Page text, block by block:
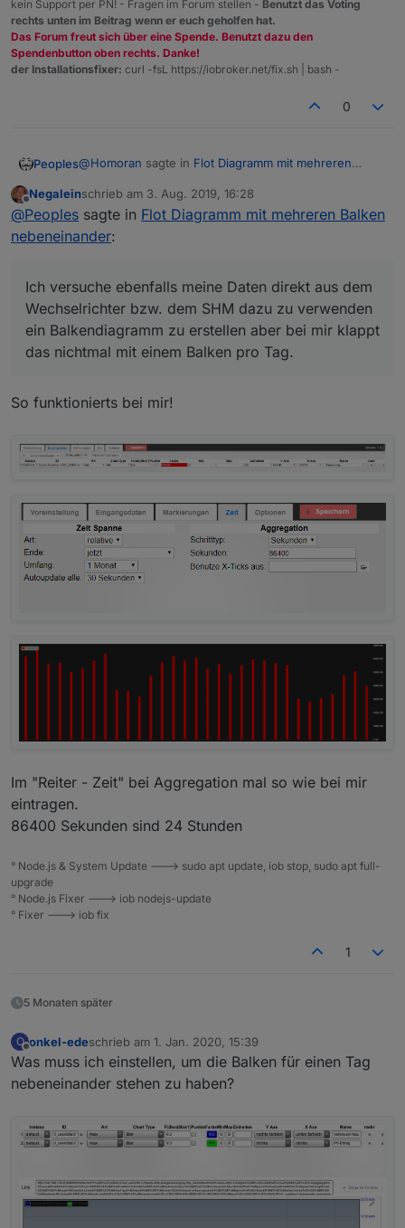
Kann aber noch an meiner Version von flot
liegen - habe da noch ein Problem mit der
Farbauswahl
Wie habt ihr das realisiert dass pro Tag nur ein Wert
dargestellt wird? Oder muss ich aktiv einen
Datenpunkt erstellen der nur einmal pro Tag
aktuallisiert wird?
kein Support per PN! - Fragen im Forum stellen - Benutzt das Voting
rechts unten im Beitrag wenn er euch geholfen hat.
Das Forum freut sich über eine Spende. Benutzt dazu den
Spendenbutton oben rechts. Danke!
der Installationsfixer: curl -fsL https://iobroker.net/fix.sh | bash -
0
Peoples@Homoran sagte in Flot Diagramm mit mehreren
@backons
ich bekomme das auch noch nicht so hin wie ich
liegen - habe da noch ein Problem mit der
Farbauswahl
Wenn ich schon mal so weit wäre
Ich versuche ebenfalls meine Daten direkt aus dem
ein Balkendiagramm zu erstellen aber bei mir klappt
das nichtmal mit einem Balken pro Tag.
dargestellt wird? Oder muss ich aktiv einen
Datenpunkt erstellen der nur einmal pro Tag
Offline
Negaleinschrieb am 3. Aug. 2019, 16:28
zuletzt editiert von
@Peoples sagte in Flot Diagramm mit mehreren Balken
nebeneinander:
Ich versuche ebenfalls meine Daten direkt aus dem
Wechselrichter bzw. dem SHM dazu zu verwenden
ein Balkendiagramm zu erstellen aber bei mir klappt
das nichtmal mit einem Balken pro Tag.
So funktionierts bei mir!
Im "Reiter - Zeit" bei Aggregation mal so wie bei mir
eintragen.
86400 Sekunden sind 24 Stunden
° Node.js & System Update ---> sudo apt update, iob stop, sudo apt full-
upgrade
° Node.js Fixer ---> iob nodejs-update
° Fixer ---> iob fix
1
5 Monaten später
O onkel-edeschrieb am 1. Jan. 2020, 15:39
zuletzt editiert von
Was muss ich einstellen, um die Balken für einen Tag
nebeneinander stehen zu haben?